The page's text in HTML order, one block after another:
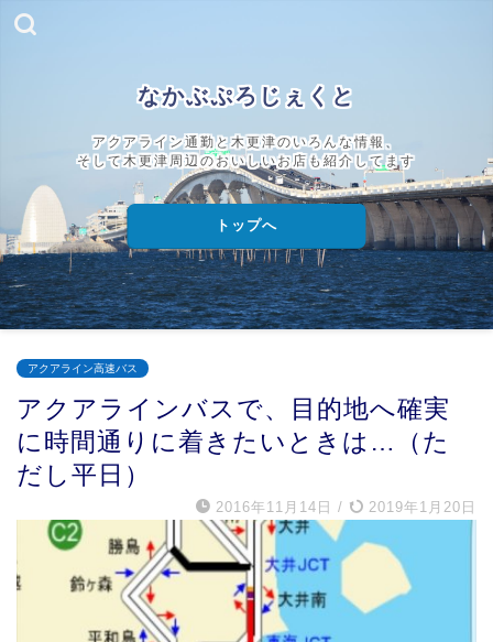
なかぶぷろじぇくと
アクアライン通勤と木更津のいろんな情報、
そして木更津周辺のおいしいお店も紹介してます
トップへ
アクアライン高速バス
アクアラインバスで、目的地へ確実
に時間通りに着きたいときは…（た
だし平日）
2016年11月14日 / 2019年1月20日